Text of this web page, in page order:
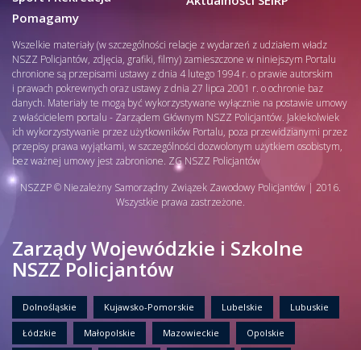
Pomagamy
Wszelkie materiały (w szczególności relacje z wydarzeń z udziałem władz
NSZZ Policjantów, zdjęcia, grafiki, filmy) zamieszczone w niniejszym Portalu
chronione są przepisami ustawy z dnia 4 lutego 1994 r. o prawie autorskim
i prawach pokrewnych oraz ustawy z dnia 27 lipca 2001 r. o ochronie baz
danych. Materiały te mogą być wykorzystywane wyłącznie na postawie umowy
z właścicielem portalu - Zarządem Głównym NSZZ Policjantów. Jakiekolwiek
ich wykorzystywanie przez użytkowników Portalu, poza przewidzianymi przez
przepisy prawa wyjątkami, w szczególności dozwolonym użytkiem osobistym,
bez ważnej umowy jest zabronione. ZG NSZZ Policjantów
NSZZP © Niezależny Samorządny Związek Zawodowy Policjantów | 2016.
Wszystkie prawa zastrzeżone.
Zarządy Wojewódzkie i Szkolne
NSZZ Policjantów
Dolnośląskie Kujawsko-Pomorskie Lubelskie Lubuskie
Łódzkie Małopolskie Mazowieckie Opolskie